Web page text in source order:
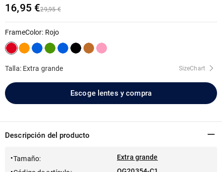
16,95 €29,95 €
FrameColor: Rojo
Talla: Extra grande SizeChart
Escoge lentes y compra
Descripción del producto
Tamaño:
Extra grande